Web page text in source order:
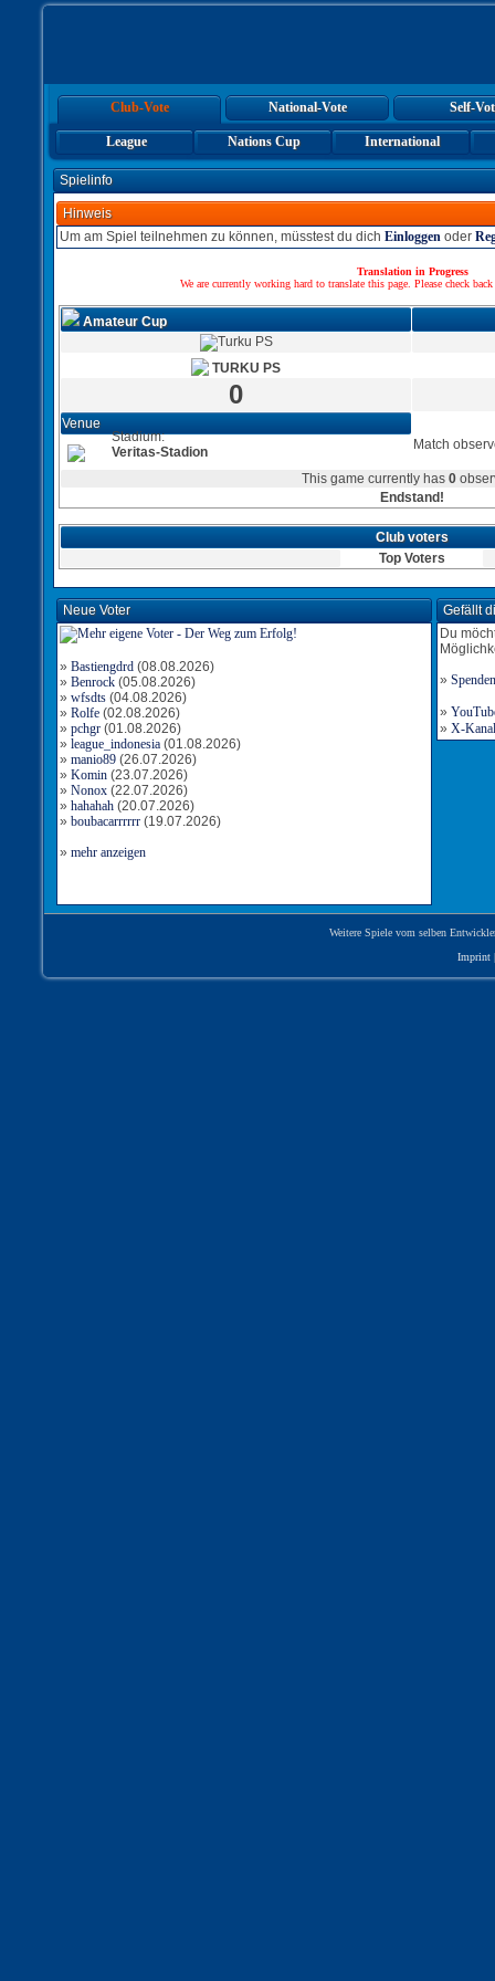
Club-Vote National-Vote Self-
League Nations Cup International
Spielinfo
Hinweis
Um am Spiel teilnehmen zu können, müsstest du dich Einloggen oder
Translation in Progress
We are currently working hard to translate this page. Please check
Amateur Cup
TURKU PS
0
Venue
Stadium:
Veritas-Stadion
Match
This game currently has 0
Endstand!
Club voters
Top Voters
Neue Voter
» Bastiengdrd (08.08.2026)
» Benrock (05.08.2026)
» wfsdts (04.08.2026)
» Rolfe (02.08.2026)
» pchgr (01.08.2026)
» league_indonesia (01.08.2026)
» manio89 (26.07.2026)
» Komin (23.07.2026)
» Nonox (22.07.2026)
» hahahah (20.07.2026)
» boubacarrrrrr (19.07.2026)
» mehr anzeigen
Gefällt
Du
» Spenden
»
» X-
Weitere Spiele vom selben
Imprint